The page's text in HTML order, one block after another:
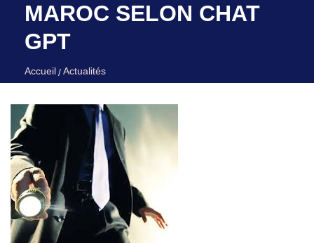
MAROC SELON CHAT
GPT
Accueil Actualités